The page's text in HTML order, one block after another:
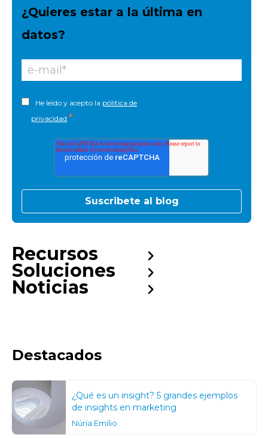
¿Quieres estar a la última en
datos?
He leído y acepto la pólitica de
privacidad *
Recursos
Soluciones
Noticias
Destacados
¿Qué es un insight? 5 grandes ejemplos
de insights en marketing
Núria Emilio